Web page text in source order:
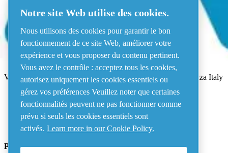
Quelque chose s'est mal passé !Veuillez réessayez dans quelques
Voir tous les produits
Adresse
AIRnet - C.Aria.C
Via Selva Maiolo, 5/7 - 36075, Montecchio Maggiore, Vicenza Italy
Contact us
Piping Systems - click to see details
Notre site Web utilise des cookies.
Nous utilisons des cookies pour garantir le bon
fonctionnement de ce site Web, améliorer votre
expérience et vous proposer du contenu pertinent.
Vous avez le contrôle : acceptez tous les cookies,
autorisez uniquement les cookies essentiels ou
gérez vos préférences Veuillez noter que certaines
fonctionnalités peuvent ne pas fonctionner comme
prévu si seuls les cookies essentiels sont
activés. Learn more in our Cookie Policy.